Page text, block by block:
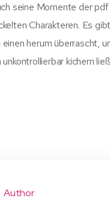
seine Momente der
Charakteren. Es
herum überrascht,
kichern
Author